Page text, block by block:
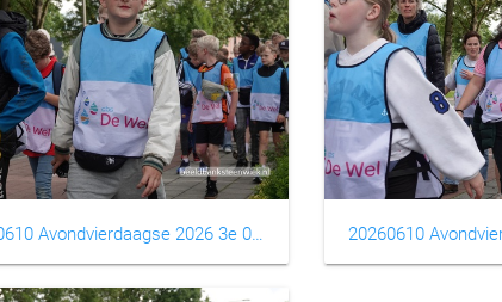
20260610 Avondvierdaagse 2026 3e 0011